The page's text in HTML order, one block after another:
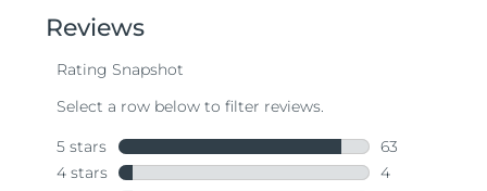
stars,
average
value.
Same
page
link.